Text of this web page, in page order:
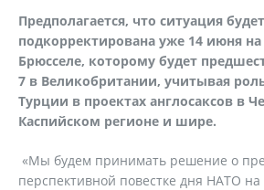
Предполагается, что ситуация будет
подкорректирована уже 14 июня
Брюсселе, которому будет
7 в Великобритании, учитывая
Турции в проектах англосаксов в
Каспийском регионе и шире.
«Мы будем принимать решение о
перспективной повестке дня НАТО